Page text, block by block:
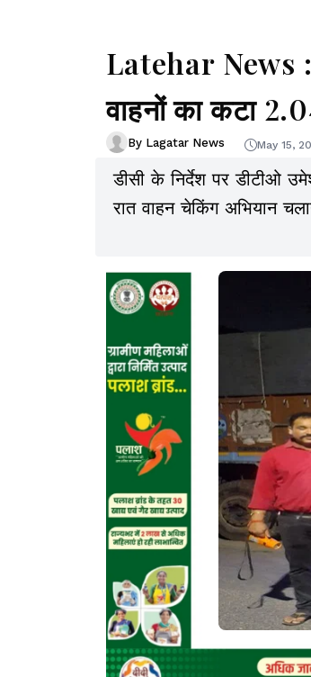
Latehar News :
वाहनों का कटा
By Lagatar News May 15,
डीसी के निर्देश पर डीटीओ
रात वाहन चेकिंग अभियान